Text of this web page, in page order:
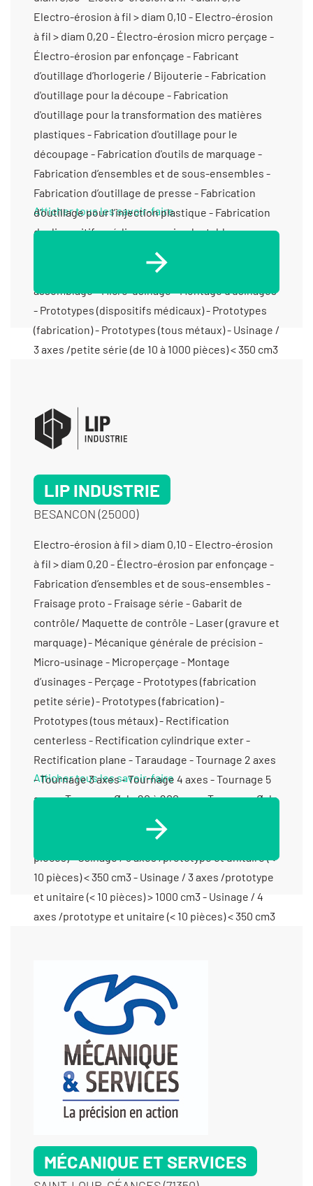
Afficher tous les savoir-faire
LIP INDUSTRIE
BESANCON (25000)
Electro-érosion à fil > diam 0,10 - Electro-érosion
à fil > diam 0,20 - Électro-érosion par enfonçage -
Fabrication d’ensembles et de sous-ensembles -
Fraisage proto - Fraisage série - Gabarit de
contrôle/ Maquette de contrôle - Laser (gravure et
marquage) - Mécanique générale de précision -
Micro-usinage - Microperçage - Montage
d’usinages - Perçage - Prototypes (fabrication
petite série) - Prototypes (fabrication) -
Prototypes (tous métaux) - Rectification
centerless - Rectification cylindrique exter -
Rectification plane - Taraudage - Tournage 2 axes
- Tournage 3 axes - Tournage 4 axes - Tournage 5
axes - Tournage Ø de 20 à 200 mm - Tournage Ø de
201 à 400 mm - Tournage petite série (de 11 à 1000
pièces) - Tournage prototype et unitaire (< 10
pièces) - Usinage / 3 axes /prototype et unitaire (<
10 pièces) < 350 cm3 - Usinage / 3 axes /prototype
et unitaire (< 10 pièces) > 1000 cm3 - Usinage / 4
axes /prototype et unitaire (< 10 pièces) < 350 cm3
et unitaire (< 10 pièces) entre 350 cm3 et 1000 cm3
- Usinage / 5 axes /prototype et unitaire (< 10
pièces) < 350 cm3 - Usinage / 5 axes /prototype et
unitaire (< 10 pièces) > 1000 cm3 - Usinage métaux
communs
Afficher tous les savoir-faire
MÉCANIQUE ET SERVICES